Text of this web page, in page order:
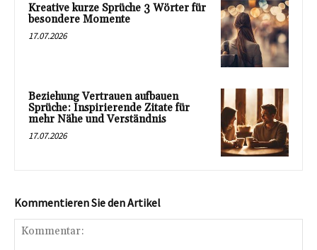
Kreative kurze Sprüche 3 Wörter für
besondere Momente
17.07.2026
Beziehung Vertrauen aufbauen
Sprüche: Inspirierende Zitate für
mehr Nähe und Verständnis
17.07.2026
Kommentieren Sie den Artikel